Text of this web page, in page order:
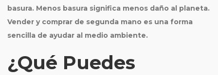
basura. Menos basura significa menos daño al planeta.
Vender y comprar de segunda mano es una forma
sencilla de ayudar al medio ambiente.
¿Qué Puedes